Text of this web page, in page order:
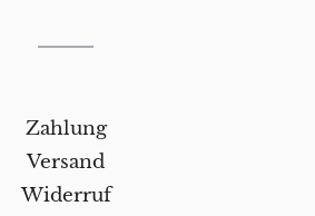
Zahlung
Versand
Widerruf